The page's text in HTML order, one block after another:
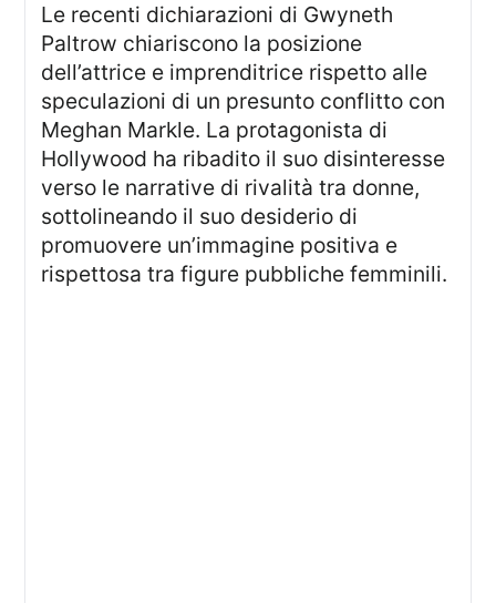
Le recenti dichiarazioni di Gwyneth
Paltrow chiariscono la posizione
dell’attrice e imprenditrice rispetto alle
speculazioni di un presunto conflitto con
Meghan Markle. La protagonista di
Hollywood ha ribadito il suo disinteresse
verso le narrative di rivalità tra donne,
sottolineando il suo desiderio di
promuovere un’immagine positiva e
rispettosa tra figure pubbliche femminili.